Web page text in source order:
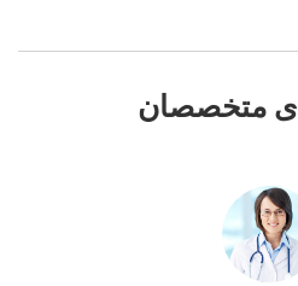
متخصصان